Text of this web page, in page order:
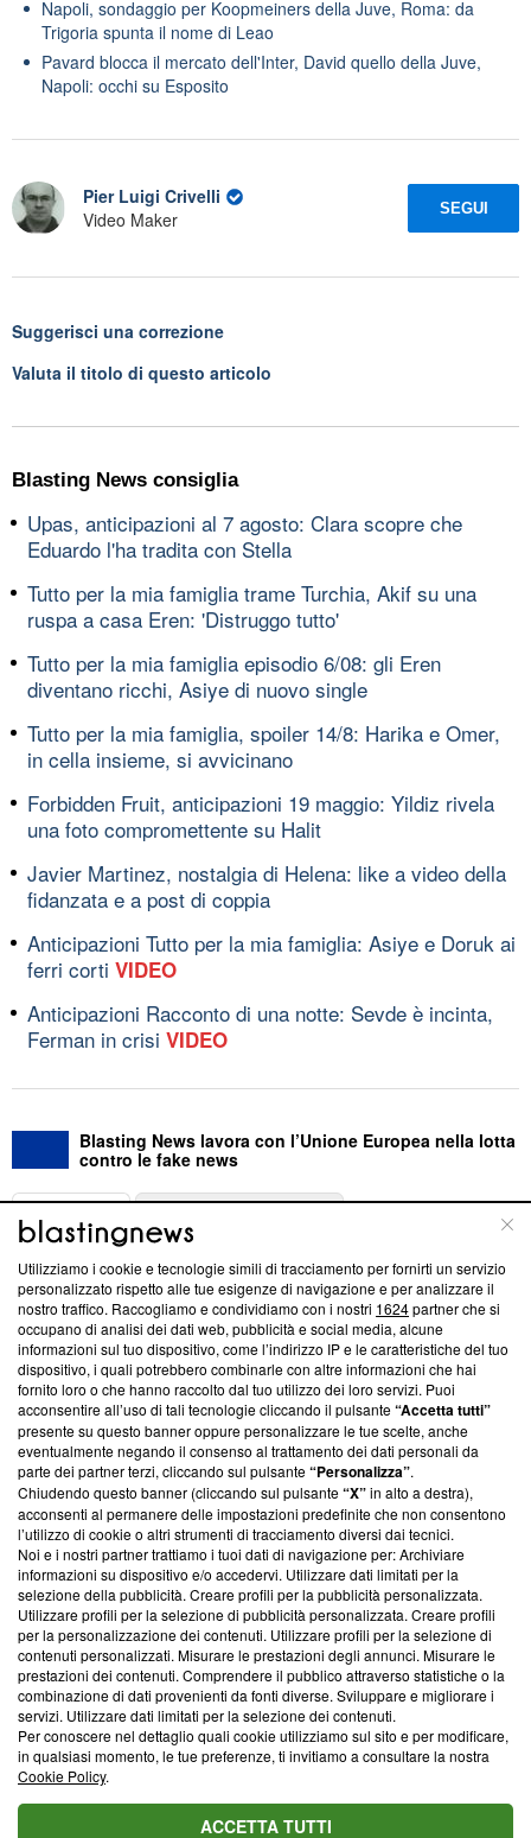
Napoli, sondaggio per Koopmeiners della Juve, Roma: da
Trigoria spunta il nome di Leao
Pavard blocca il mercato dell'Inter, David quello della Juve,
Napoli: occhi su Esposito
Pier Luigi Crivelli
Video Maker
SEGUI
Suggerisci una correzione
Valuta il titolo di questo articolo
Blasting News consiglia
Upas, anticipazioni al 7 agosto: Clara scopre che
Eduardo l'ha tradita con Stella
Tutto per la mia famiglia trame Turchia, Akif su una
ruspa a casa Eren: 'Distruggo tutto'
Tutto per la mia famiglia episodio 6/08: gli Eren
diventano ricchi, Asiye di nuovo single
Tutto per la mia famiglia, spoiler 14/8: Harika e Omer,
in cella insieme, si avvicinano
Forbidden Fruit, anticipazioni 19 maggio: Yildiz rivela
una foto compromettente su Halit
Javier Martinez, nostalgia di Helena: like a video della
fidanzata e a post di coppia
Anticipazioni Tutto per la mia famiglia: Asiye e Doruk ai
ferri corti VIDEO
Anticipazioni Racconto di una notte: Sevde è incinta,
Ferman in crisi VIDEO
Blasting News lavora con l’Unione Europea nella lotta
contro le fake news
ABOUT
Questa sezione offre informazioni trasparenti su Blasting
News, sui nostri processi editoriali e su come ci impegniamo a
creare news di qualità. Inoltre, afferma la nostra aderenza a
‘Trust Project - News with Integrity’Blasting News non è
ancora membro del programma, ma ha richiesto di farne
parte; Trust Project non ha ancora effettuato una verifica di
conformità agli standard.
Su di noi
Team editoriale
Corporate
Redazione
Informativa Privacy
Cookie Policy
Blasting SA, IDI CHE-247.845.224, Via Carlo Frasca, 3 - 6900
Lugano (Svizzera) Tel:+39 0690258937
© 2026 Blasting News
Utilizziamo i cookie e tecnologie simili di tracciamento per fornirti un servizio
personalizzato rispetto alle tue esigenze di navigazione e per analizzare il
nostro traffico. Raccogliamo e condividiamo con i nostri 1624partner che si
occupano di analisi dei dati web, pubblicità e social media, alcune
informazioni sul tuo dispositivo, come l’indirizzo IP e le caratteristiche del tuo
dispositivo, i quali potrebbero combinarle con altre informazioni che hai
fornito loro o che hanno raccolto dal tuo utilizzo dei loro servizi. Puoi
acconsentire all’uso di tali tecnologie cliccando il pulsante“Accetta tutti”
presente su questo banner oppure personalizzare le tue scelte, anche
eventualmente negando il consenso al trattamento dei dati personali da
parte dei partner terzi, cliccando sul pulsante“Personalizza”.
Chiudendo questo banner (cliccando sul pulsante“X”in alto a destra),
acconsenti al permanere delle impostazioni predefinite che non consentono
l’utilizzo di cookie o altri strumenti di tracciamento diversi dai tecnici.
Noi e i nostri partner trattiamo i tuoi dati di navigazione per: Archiviare
informazioni su dispositivo e/o accedervi. Utilizzare dati limitati per la
selezione della pubblicità. Creare profili per la pubblicità personalizzata.
Utilizzare profili per la selezione di pubblicità personalizzata. Creare profili
per la personalizzazione dei contenuti. Utilizzare profili per la selezione di
contenuti personalizzati. Misurare le prestazioni degli annunci. Misurare le
prestazioni dei contenuti. Comprendere il pubblico attraverso statistiche o la
combinazione di dati provenienti da fonti diverse. Sviluppare e migliorare i
servizi. Utilizzare dati limitati per la selezione dei contenuti.
Per conoscere nel dettaglio quali cookie utilizziamo sul sito e per modificare,
in qualsiasi momento, le tue preferenze, ti invitiamo a consultare la nostra
Cookie Policy.
ACCETTA TUTTI